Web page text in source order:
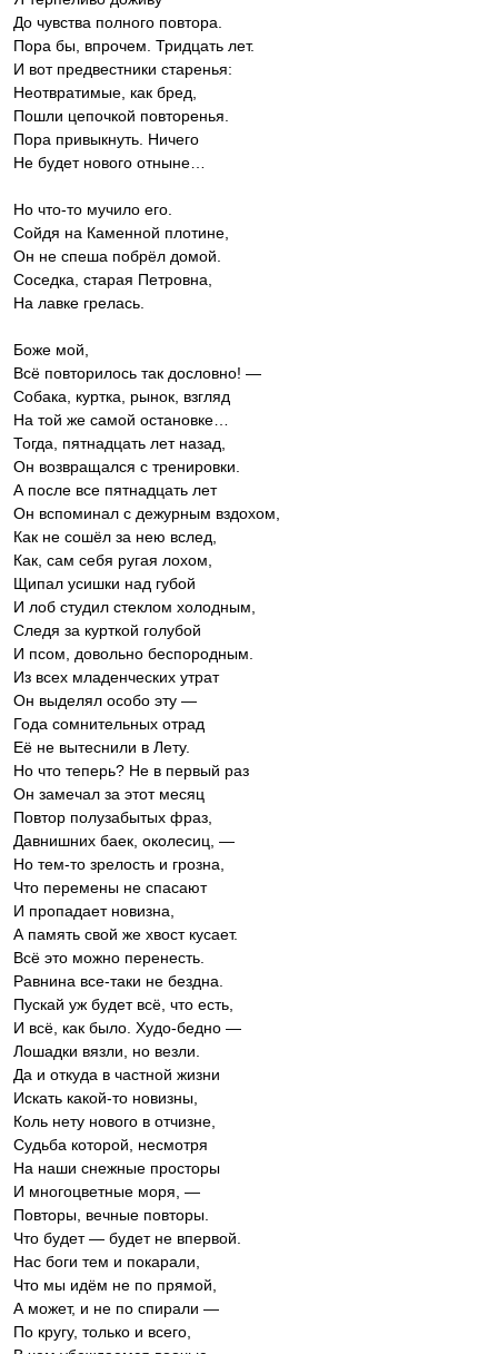
До чувства полного повтора.
Пора бы, впрочем. Тридцать лет.
И вот предвестники старенья:
Неотвратимые, как бред,
Пошли цепочкой повторенья.
Пора привыкнуть. Ничего
Не будет нового отныне…
Но что-то мучило его.
Сойдя на Каменной плотине,
Он не спеша побрёл домой.
Соседка, старая Петровна,
На лавке грелась.
Боже мой,
Всё повторилось так дословно! —
Собака, куртка, рынок, взгляд
На той же самой остановке…
Тогда, пятнадцать лет назад,
Он возвращался с тренировки.
А после все пятнадцать лет
Он вспоминал с дежурным вздохом,
Как не сошёл за нею вслед,
Как, сам себя ругая лохом,
Щипал усишки над губой
И лоб студил стеклом холодным,
Следя за курткой голубой
И псом, довольно беспородным.
Из всех младенческих утрат
Он выделял особо эту —
Года сомнительных отрад
Её не вытеснили в Лету.
Но что теперь? Не в первый раз
Он замечал за этот месяц
Повтор полузабытых фраз,
Давнишних баек, околесиц, —
Но тем-то зрелость и грозна,
Что перемены не спасают
И пропадает новизна,
А память свой же хвост кусает.
Всё это можно перенесть.
Равнина все-таки не бездна.
Пускай уж будет всё, что есть,
И всё, как было. Худо-бедно —
Лошадки вязли, но везли.
Да и откуда в частной жизни
Искать какой-то новизны,
Коль нету нового в отчизне,
Судьба которой, несмотря
На наши снежные просторы
И многоцветные моря, —
Повторы, вечные повторы.
Что будет — будет не впервой.
Нас боги тем и покарали,
Что мы идём не по прямой,
А может, и не по спирали —
По кругу, только и всего,